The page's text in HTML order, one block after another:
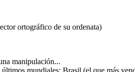
ortográfico de su ordenata)
manipulación...